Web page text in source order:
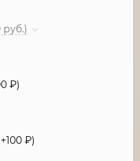
₽)
100 ₽)